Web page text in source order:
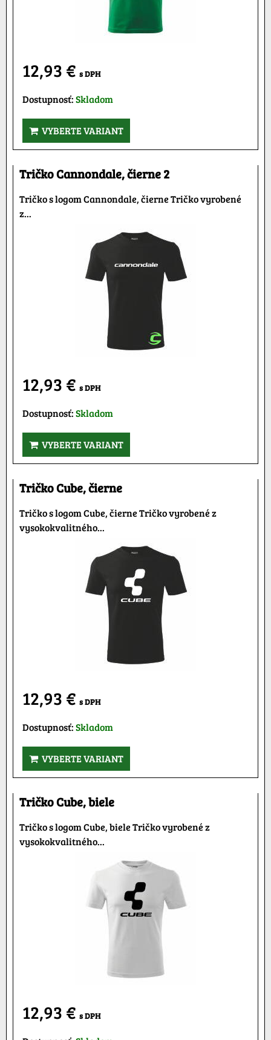
12,93 € s DPH
Dostupnosť:Skladom
VYBERTE VARIANT
Tričko Cannondale, čierne 2
Tričko s logom Cannondale, čierne Tričko vyrobené
z...
12,93 € s DPH
Dostupnosť:Skladom
VYBERTE VARIANT
Tričko Cube, čierne
Tričko s logom Cube, čierne Tričko vyrobené z
vysokokvalitného...
12,93 € s DPH
Dostupnosť:Skladom
VYBERTE VARIANT
Tričko Cube, biele
Tričko s logom Cube, biele Tričko vyrobené z
vysokokvalitného...
12,93 € s DPH